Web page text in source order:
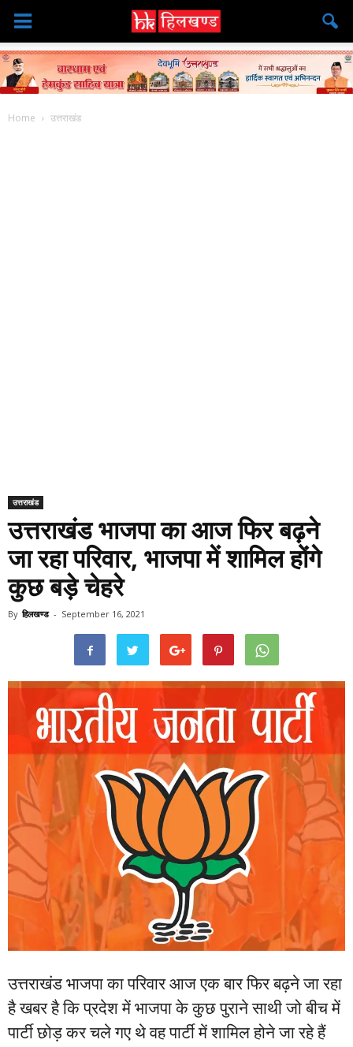
Home उत्तराखंड
उत्तराखंड
उत्तराखंड भाजपा का आज फिर बढ़ने
जा रहा परिवार, भाजपा में शामिल होंगे
कुछ बड़े चेहरे
By हिलखण्ड - September 16, 2021
उत्तराखंड भाजपा का परिवार आज एक बार फिर बढ़ने जा रहा
है खबर है कि प्रदेश में भाजपा के कुछ पुराने साथी जो बीच में
पार्टी छोड़ कर चले गए थे वह पार्टी में शामिल होने जा रहे हैं